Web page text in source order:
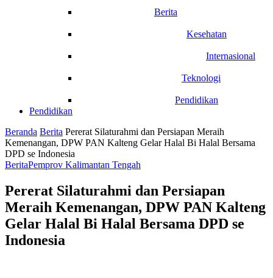
Berita
Kesehatan
Internasional
Teknologi
Pendidikan
Pendidikan
Beranda Berita Pererat Silaturahmi dan Persiapan Meraih
Kemenangan, DPW PAN Kalteng Gelar Halal Bi Halal Bersama
DPD se Indonesia
BeritaPemprov Kalimantan Tengah
Pererat Silaturahmi dan Persiapan
Meraih Kemenangan, DPW PAN Kalteng
Gelar Halal Bi Halal Bersama DPD se
Indonesia